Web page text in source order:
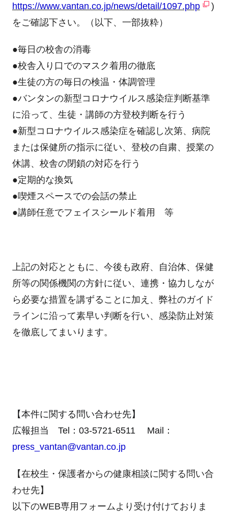
https://www.vantan.co.jp/news/detail/1097.php
)
をご確認下さい。（以下、一部抜粋）
●毎日の校舎の消毒
●校舎入り口でのマスク着用の徹底
●生徒の方の毎日の検温・体調管理
●バンタンの新型コロナウイルス感染症判断基準
に沿って、生徒・講師の方登校判断を行う
●新型コロナウイルス感染症を確認し次第、病院
または保健所の指示に従い、登校の自粛、授業の
休講、校舎の閉鎖の対応を行う
●定期的な換気
●喫煙スペースでの会話の禁止
●講師任意でフェイスシールド着用 等
上記の対応とともに、今後も政府、自治体、保健
所等の関係機関の方針に従い、連携・協力しなが
ら必要な措置を講ずることに加え、弊社のガイド
ラインに沿って素早い判断を行い、感染防止対策
を徹底してまいります。
【本件に関する問い合わせ先】
広報担当 Tel：03-5721-6511 Mail：
press_vantan@vantan.co.jp
【在校生・保護者からの健康相談に関する問い合
わせ先】
以下のWEB専用フォームより受け付けておりま